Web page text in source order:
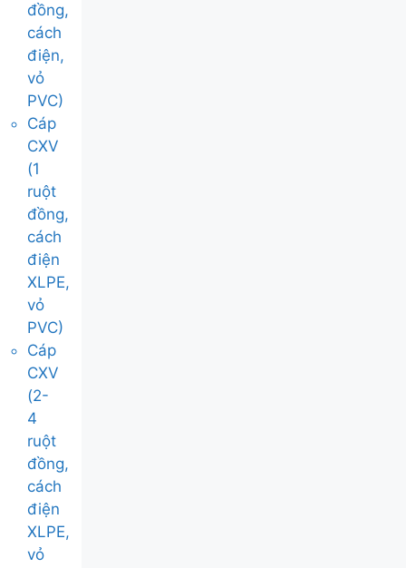
đồng,
cách
điện,
vỏ
PVC)
Cáp
CXV
(1
ruột
đồng,
cách
điện
XLPE,
vỏ
PVC)
Cáp
CXV
(2-
4
ruột
đồng,
cách
điện
XLPE,
vỏ